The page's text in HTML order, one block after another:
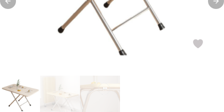
Previous slide